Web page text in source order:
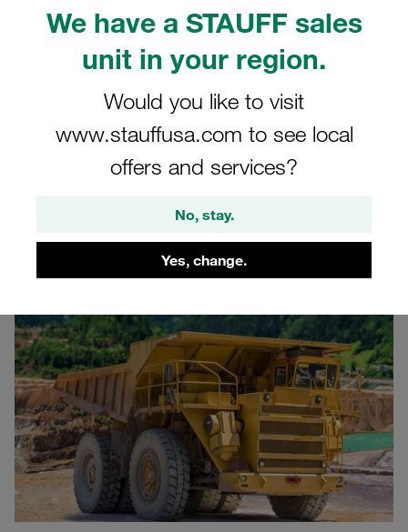
We have a STAUFF sales
unit in your region.
Would you like to visit
www.stauffusa.com to see local
offers and services?
No, stay.
Yes, change.